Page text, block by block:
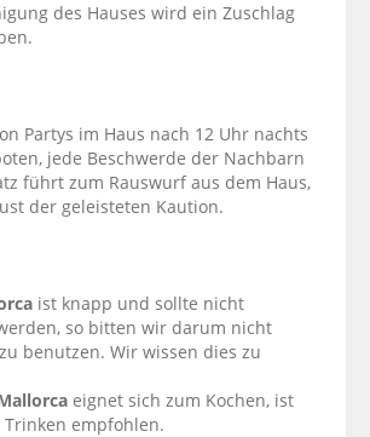
des Hauses wird ein Zuschlag
Partys im Haus nach 12 Uhr nachts
jede Beschwerde der Nachbarn
führt zum Rauswurf aus dem Haus,
der geleisteten Kaution.
ist knapp und sollte nicht
so bitten wir darum nicht
benutzen. Wir wissen dies zu
eignet sich zum Kochen, ist
empfohlen.